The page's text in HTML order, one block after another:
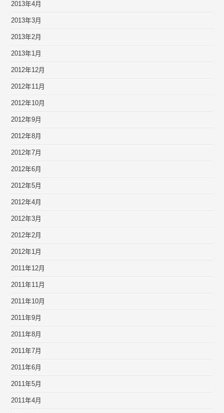
2013年4月
2013年3月
2013年2月
2013年1月
2012年12月
2012年11月
2012年10月
2012年9月
2012年8月
2012年7月
2012年6月
2012年5月
2012年4月
2012年3月
2012年2月
2012年1月
2011年12月
2011年11月
2011年10月
2011年9月
2011年8月
2011年7月
2011年6月
2011年5月
2011年4月